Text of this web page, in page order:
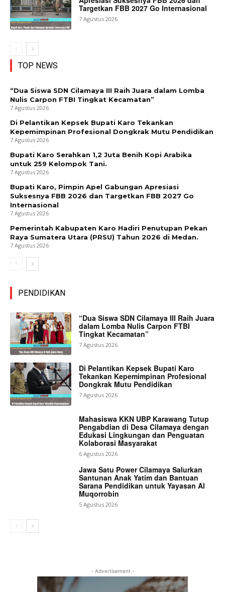
Targetkan FBB 2027 Go Internasional
7 Agustus 2026
TOP NEWS
“Dua Siswa SDN Cilamaya III Raih Juara dalam Lomba
Nulis Carpon FTBI Tingkat Kecamatan”
7 Agustus 2026
Di Pelantikan Kepsek Bupati Karo Tekankan
Kepemimpinan Profesional Dongkrak Mutu Pendidikan
7 Agustus 2026
Bupati Karo Serahkan 1,2 Juta Benih Kopi Arabika
untuk 259 Kelompok Tani.
7 Agustus 2026
Bupati Karo, Pimpin Apel Gabungan Apresiasi
Suksesnya FBB 2026 dan Targetkan FBB 2027 Go
Internasional
7 Agustus 2026
Pemerintah Kabupaten Karo Hadiri Penutupan Pekan
Raya Sumatera Utara (PRSU) Tahun 2026 di Medan.
7 Agustus 2026
PENDIDIKAN
“Dua Siswa SDN Cilamaya III Raih Juara
dalam Lomba Nulis Carpon FTBI
Tingkat Kecamatan”
7 Agustus 2026
Di Pelantikan Kepsek Bupati Karo
Tekankan Kepemimpinan Profesional
Dongkrak Mutu Pendidikan
7 Agustus 2026
Mahasiswa KKN UBP Karawang Tutup
Pengabdian di Desa Cilamaya dengan
Edukasi Lingkungan dan Penguatan
Kolaborasi Masyarakat
6 Agustus 2026
Jawa Satu Power Cilamaya Salurkan
Santunan Anak Yatim dan Bantuan
Sarana Pendidikan untuk Yayasan Al
Muqorrobin
5 Agustus 2026
- Advertisement -